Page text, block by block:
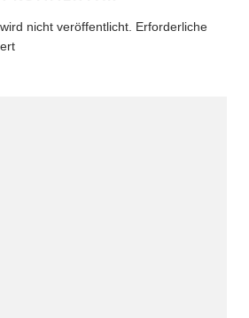
nicht veröffentlicht. Erforderliche